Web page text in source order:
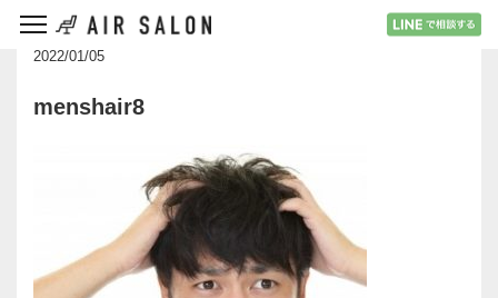
2022/01/05
menshair8